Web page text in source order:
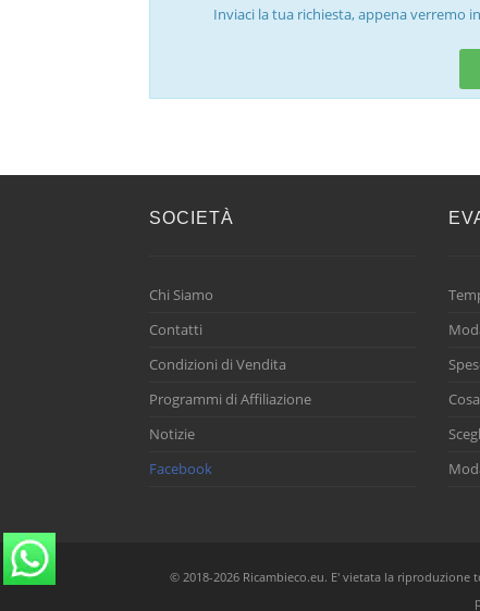
Inviaci la tua richiesta, appena verremo
SOCIETÀ
Chi Siamo
Contatti
Condizioni di Vendita
Programmi di Affiliazione
Notizie
Facebook
© 2018-2026 Ricambieco.eu. E' vietata la